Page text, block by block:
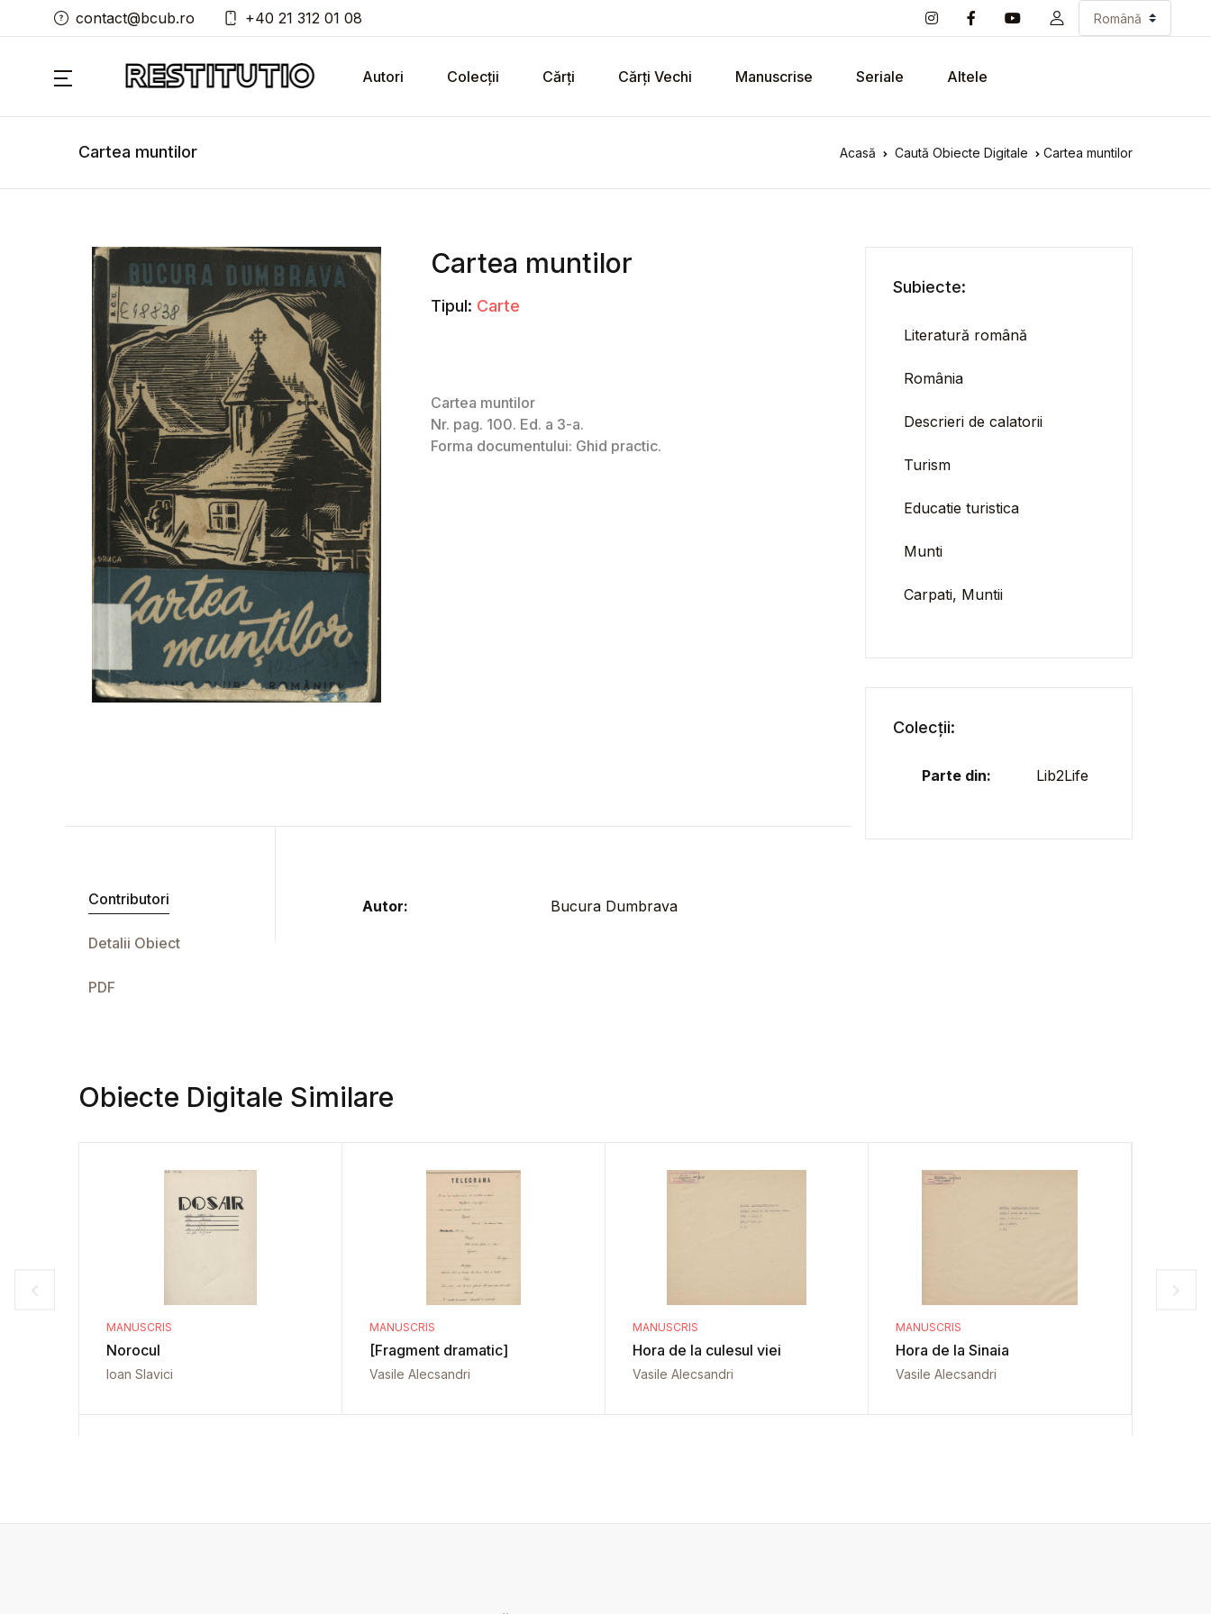
contact@bcub.ro +40 21 312 01 08
Autori Colecții Cărți Cărți Vechi Manuscrise Seriale Altele
Cartea muntilor Acasă Caută Obiecte Digitale Cartea muntilor
Cartea muntilor
Tipul: Carte
Contributori
Detalii Obiect
PDF
Autor: Bucura Dumbrava
Subiecte:
Literatură română
România
Descrieri de calatorii
Turism
Educatie turistica
Munti
Carpati, Muntii
Colecții:
Parte din: Lib2Life
Obiecte Digitale Similare
MANUSCRIS
Norocul
Ioan Slavici
MANUSCRIS
[Fragment dramatic]
Vasile Alecsandri
MANUSCRIS
Hora de la culesul viei
Vasile Alecsandri
MANUSCRIS
Hora de la Sinaia
Vasile Alecsandri